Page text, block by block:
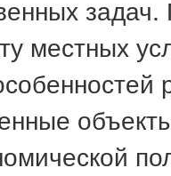
местных